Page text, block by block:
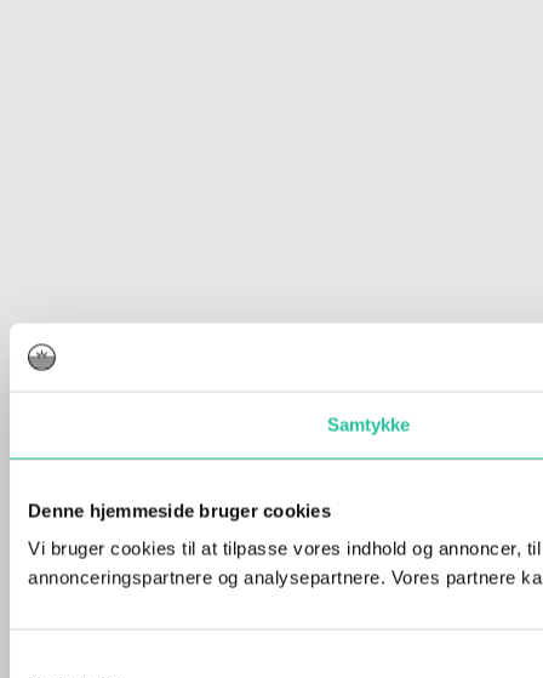
Samtykke
Denne hjemmeside bruger cookies
Vi bruger cookies til at tilpasse vores indhold og annoncer,
annonceringspartnere og analysepartnere. Vores partnere